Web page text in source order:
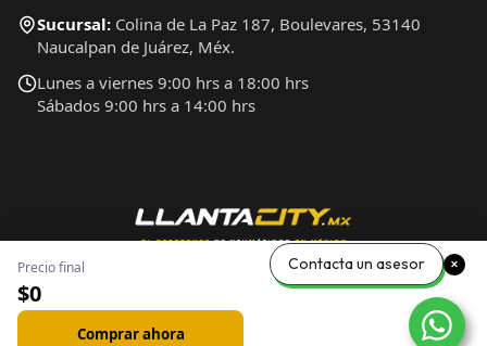
Precio final
$0
Comprar ahora
Sucursal: Colina de La Paz 187, Boulevares, 53140
Naucalpan de Juárez, Méx.
Lunes a viernes 9:00 hrs a 18:00 hrs
Sábados 9:00 hrs a 14:00 hrs
Contacta un asesor